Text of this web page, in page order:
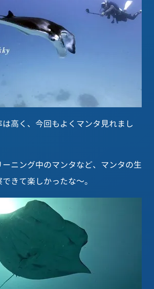
高く、今回もよくマンタ見れまし
ニング中のマンタなど、マンタの生
きて楽しかったな～。